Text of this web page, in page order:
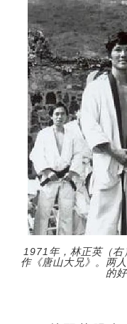
1971年，林正英（右
作《唐山大兄》。两
的